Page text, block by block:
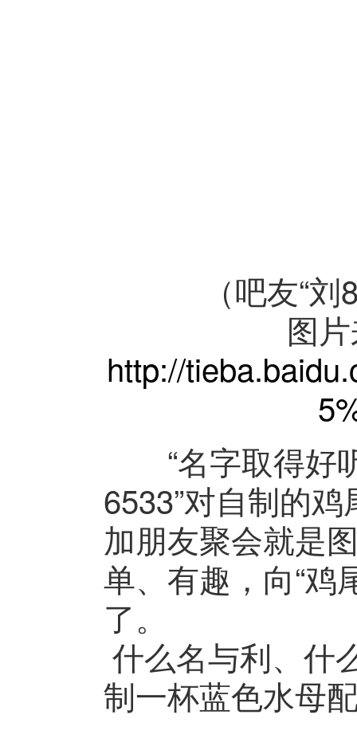
（吧友“
图
http://
“名字取得好听
6533”对自制的
加朋友聚会就是
单、有趣，向“鸡
了。
什么名与利、
制一杯蓝色水母